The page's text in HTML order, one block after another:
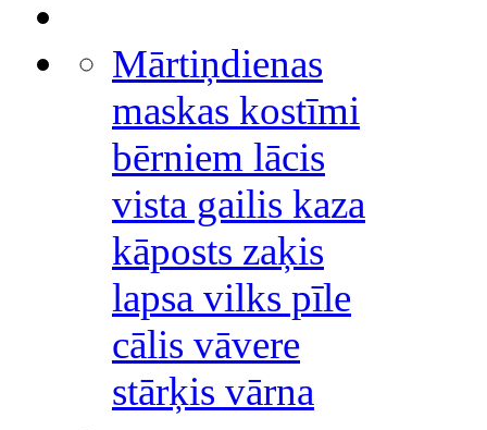
Mārtiņdienas
maskas kostīmi
bērniem lācis
vista gailis kaza
kāposts zaķis
lapsa vilks pīle
cālis vāvere
stārķis vārna